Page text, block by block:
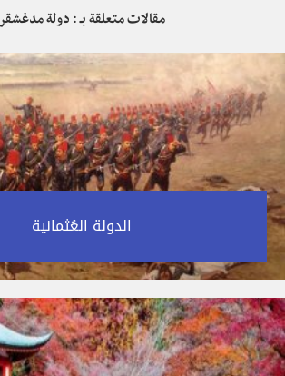
مقالات متعلقة بـ : دولة مدغشقر
الدولة العُثمانية‎